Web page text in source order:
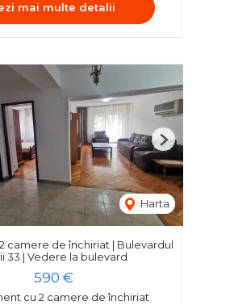
mai multe detalii
Harta
Next
camere de închiriat | Bulevardul
33 | Vedere la bulevard
590 €
cu 2 camere de închiriat